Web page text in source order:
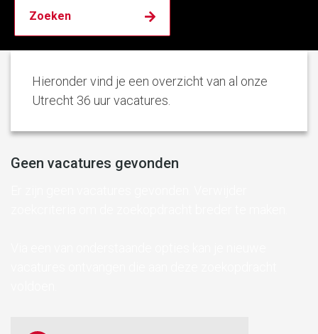
Hieronder vind je een overzicht van al onze
Utrecht 36 uur vacatures.
Geen vacatures gevonden